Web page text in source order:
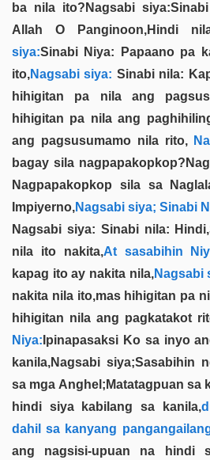
ba nila ito?Nagsabi
Allah O Panginoon,Hindi
siya:Sinabi Niya: Papaano pa
ito,Nagsabi siya: Sinabi nila:
hihigitan pa nila ang
hihigitan pa nila ang
ang pagsusumamo nila rito,
bagay sila
Nagpapakopkop sila sa
Impiyerno,Nagsabi siya; Sinabi
Nagsabi siya: Sinabi nila:
nila ito nakita,At sasabihin
kapag ito ay nakita nila,Nagsabi
nakita nila ito,mas hihigitan pa
hihigitan nila ang pagkatakot
Niya: Ipinapasaksi Ko sa inyo
kanila,Nagsabi siya;Sasabihin
sa mga Anghel;Matatagpuan sa
hindi siya kabilang sa kanila,
dahil sa kanyang
ang nagsisi-upuan na hindi